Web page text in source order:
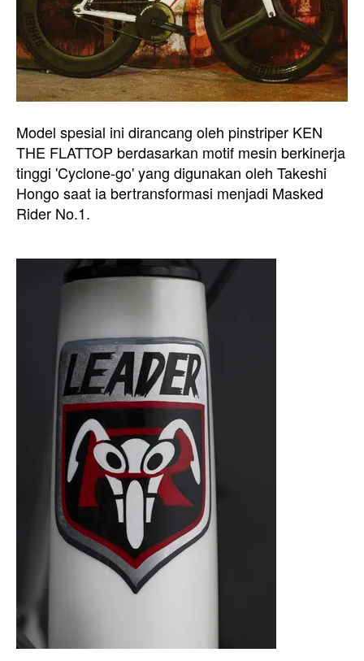
Model spesial ini dirancang oleh pinstriper KEN
THE FLATTOP berdasarkan motif mesin berkinerja
tinggi 'Cyclone-go' yang digunakan oleh Takeshi
Hongo saat ia bertransformasi menjadi Masked
Rider No.1.